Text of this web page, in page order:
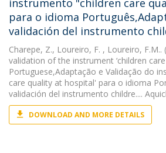
instrumento "children care
para o idioma
validación del instrumento
Charepe, Z., Loureiro, F. , Loureiro, F.M..
validation of the instrument ‘children
Portuguese,Adaptação e Validação do
care quality at hospital' para o idioma
validación del instrumento childre....
DOWNLOAD AND MORE DETAILS